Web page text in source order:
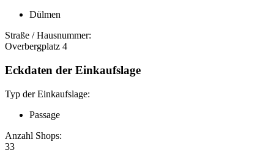
Dülmen
Straße / Hausnummer:
Overbergplatz 4
Eckdaten der Einkaufslage
Typ der Einkaufslage:
Passage
Anzahl Shops:
33